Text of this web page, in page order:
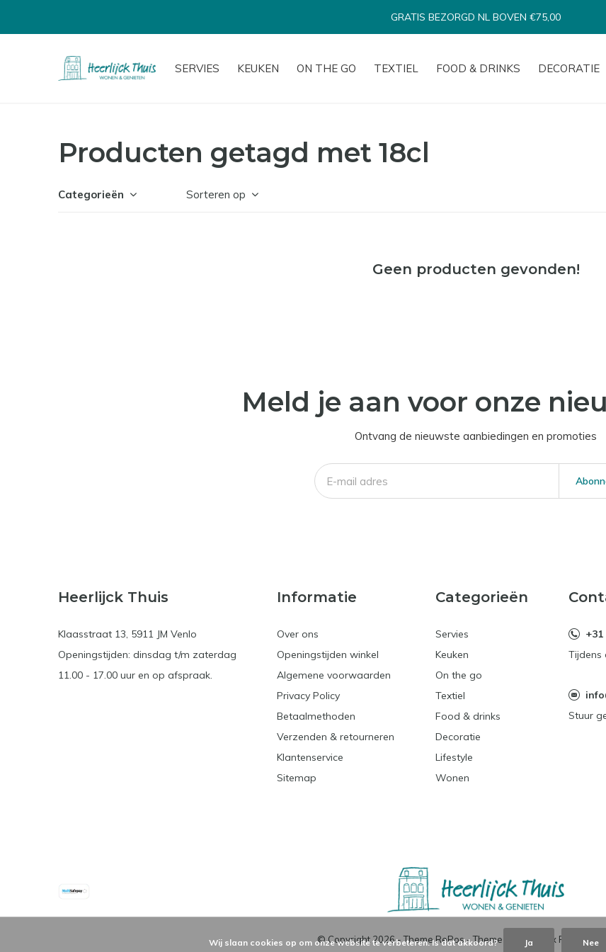
SERVIES KEUKEN ON THE GO TEXTIEL FOOD & DRINKS DECORATIE
GRATIS BEZORGD NL BOVEN €75,00
Producten getagd met 18cl
Categorieën Sorteren op
Geen producten gevonden!
Meld je aan voor onze
Ontvang de nieuwste aanbiedingen en promoties
Heerlijck Thuis
Klaasstraat 13, 5911 JM Venlo
Openingstijden: dinsdag t/m zaterdag
11.00 - 17.00 uur en op afspraak.
Informatie
Over ons
Openingstijden winkel
Algemene voorwaarden
Privacy Policy
Betaalmethoden
Verzenden & retourneren
Klantenservice
Sitemap
Categorieën
Servies
Keuken
On the go
Textiel
Food & drinks
Decoratie
Lifestyle
Wonen
+31
Tijdens
Stuur
© Copyright2026- Theme RePos - Theme By DMWS x Plus+ -
Wij slaan cookies op om onze website te verbeteren. Is dat akkoord? Ja Nee